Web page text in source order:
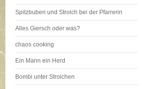
Spitzbuben und Strolch bei der Pfarrerin
Alles Giersch oder was?
chaos cooking
Ein Mann ein Herd
Bombi unter Strolchen